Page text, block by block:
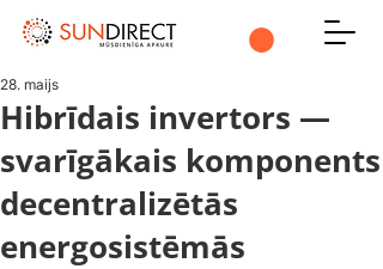
Hibrīdais invertors —
svarīgākais komponents
decentralizētās
energosistēmās
28. maijs